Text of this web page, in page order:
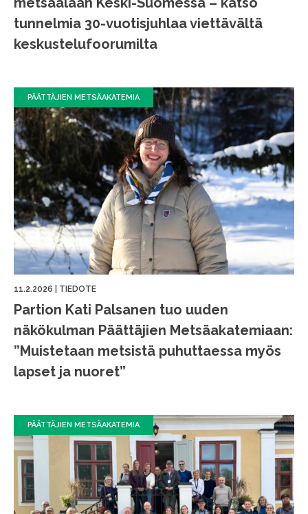
tunnelmia 30-vuotisjuhlaa viettävältä
keskustelufoorumilta
PÄÄTTÄJIEN METSÄAKATEMIA
11.2.2026 TIEDOTE
Partion Kati Palsanen tuo uuden
näkökulman Päättäjien Metsäakatemiaan:
”Muistetaan metsistä puhuttaessa myös
lapset ja nuoret”
PÄÄTTÄJIEN METSÄAKATEMIA